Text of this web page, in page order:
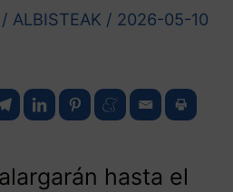
/ ALBISTEAK / 2026-05-10
hasta el